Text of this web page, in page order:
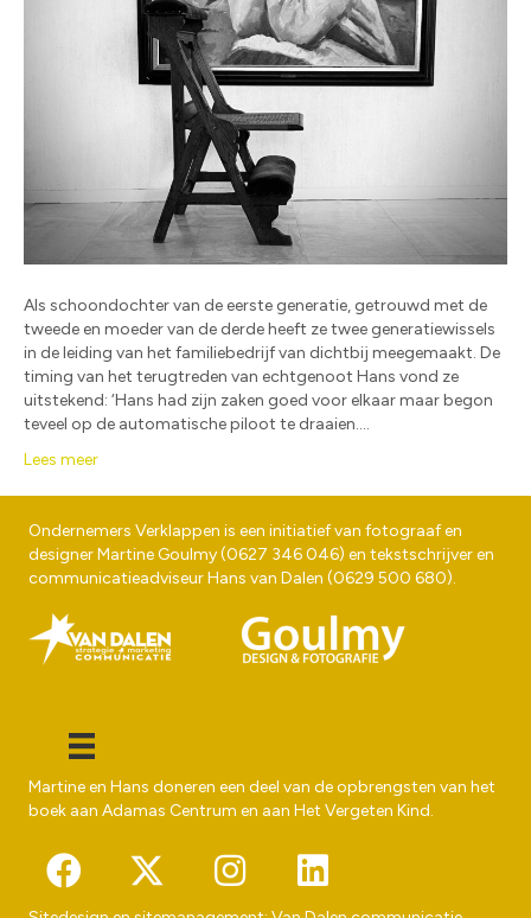
Als schoondochter van de eerste generatie, getrouwd met de
tweede en moeder van de derde heeft ze twee generatiewissels
in de leiding van het familiebedrijf van dichtbij meegemaakt. De
timing van het terugtreden van echtgenoot Hans vond ze
uitstekend: ‘Hans had zijn zaken goed voor elkaar maar begon
teveel op de automatische piloot te draaien.…
Lees meer
Ondernemers Verklappen is een initiatief van fotograaf en
designerMartine Goulmy(0627 346 046) en tekstschrijver en
communicatieadviseurHans van Dalen (0629 500 680).
Martine en Hans doneren een deel van de opbrengsten van het
boek aan Adamas Centrum en aan Het Vergeten Kind.